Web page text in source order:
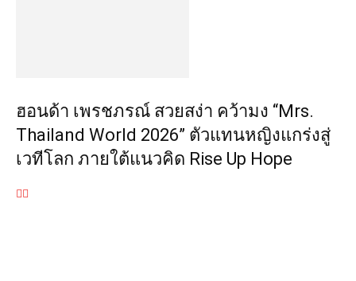
ฮอนด้า เพรชภรณ์ สวยสง่า คว้ามง “Mrs.
Thailand World 2026” ตัวแทนหญิงแกร่งสู่
เวทีโลก ภายใต้แนวคิด Rise Up Hope